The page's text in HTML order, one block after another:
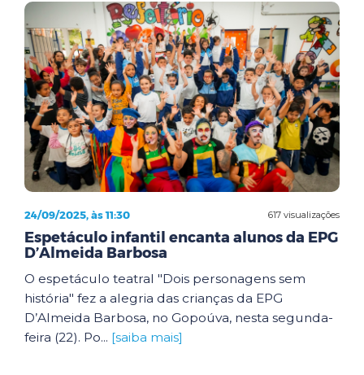
617 visualizações
24/09/2025, às 11:30
Espetáculo infantil encanta alunos da EPG
D’Almeida Barbosa
O espetáculo teatral "Dois personagens sem
história" fez a alegria das crianças da EPG
D’Almeida Barbosa, no Gopoúva, nesta segunda-
feira (22). Po... [saiba mais]